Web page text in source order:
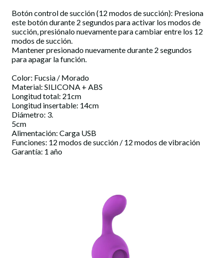
Botón control de succión (12 modos de succión): Presiona
este botón durante 2 segundos para activar los modos de
succión, presiónalo nuevamente para cambiar entre los 12
modos de succión.
Mantener presionado nuevamente durante 2 segundos
para apagar la función.
Color: Fucsia / Morado
Material: SILICONA + ABS
Longitud total: 21cm
Longitud insertable: 14cm
Diámetro: 3.
5cm
Alimentación: Carga USB
Funciones: 12 modos de succión / 12 modos de vibración
Garantía: 1 año